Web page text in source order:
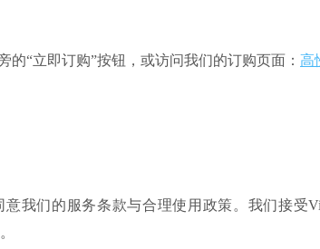
的“立即订购”按钮，或访问我们的订购页面： 高
我们的服务条款与合理使用政策。我们接受